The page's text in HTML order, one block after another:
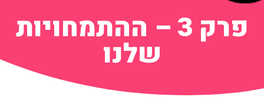
פרק 3 – ההתמחויות
שלנו